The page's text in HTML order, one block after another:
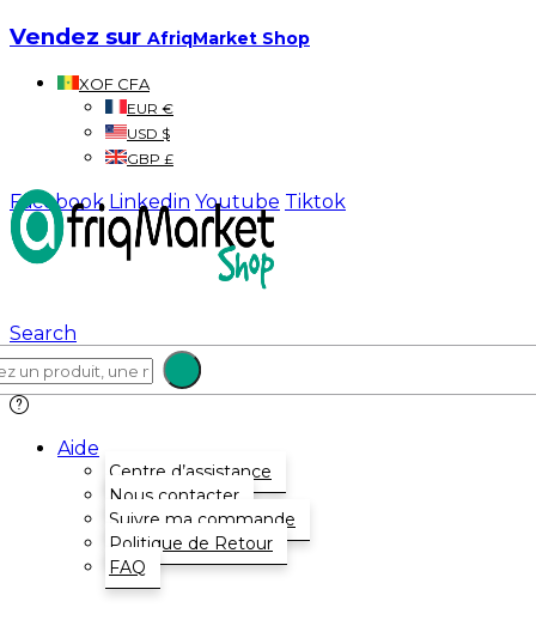
Vendez sur AfriqMarket Shop
XOF CFA
EUR €
USD $
GBP £
Facebook Linkedin Youtube Tiktok
Search
Aide
Centre d’assistance
Nous contacter
Suivre ma commande
Politique de Retour
FAQ